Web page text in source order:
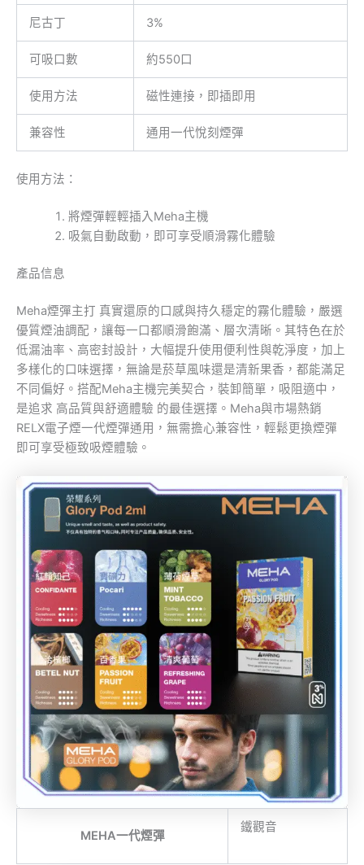
尼古丁 3%
可吸口數 約550口
使用方法 磁性連接，即插即用
兼容性 通用一代悅刻煙彈
使用方法：
將煙彈輕輕插入Meha主機
吸氣自動啟動，即可享受順滑霧化體驗
產品信息
Meha煙彈主打 真實還原的口感與持久穩定的霧化體驗，嚴選
優質煙油調配，讓每一口都順滑飽滿、層次清晰。其特色在於
低漏油率、高密封設計，大幅提升使用便利性與乾淨度，加上
多樣化的口味選擇，無論是菸草風味還是清新果香，都能滿足
不同偏好。搭配Meha主機完美契合，裝卸簡單，吸阻適中，
是追求 高品質與舒適體驗 的最佳選擇。Meha與市場熱銷
RELX電子煙一代煙彈通用，無需擔心兼容性，輕鬆更換煙彈
即可享受極致吸煙體驗。
MEHA一代煙彈
鐵觀音